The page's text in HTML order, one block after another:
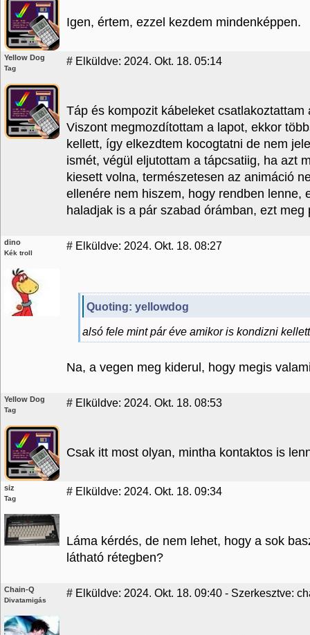
Igen, értem, ezzel kezdem mindenképpen.
Yellow Dog
Tag
# Elküldve: 2024. Okt. 18. 05:14
Táp és kompozit kábeleket
Viszont megmozdítottam a lapot, ekkor
kellett, így elkezdtem kocogtatni de nem
ismét, végül eljutottam a tápcsatiig, ha azt
kiesett volna, természetesen az animáció
ellenére nem hiszem, hogy rendben lenne,
haladjak is a pár szabad órámban, ezt
dino
Kék troll
# Elküldve: 2024. Okt. 18. 08:27
Quoting: yellowdog
alsó fele mint pár éve amikor is kondizni kellett
Na, a vegen meg kiderul, hogy megis
Yellow Dog
Tag
# Elküldve: 2024. Okt. 18. 08:53
Csak itt most olyan, mintha kontaktos is
siz
Tag
# Elküldve: 2024. Okt. 18. 09:34
Láma kérdés, de nem lehet, hogy a sok
látható rétegben?
Chain-Q
Divatamigás
# Elküldve: 2024. Okt. 18. 09:40 - Szerkesztve: